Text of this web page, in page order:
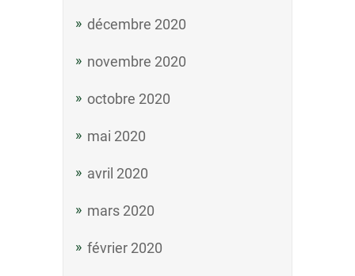
décembre 2020
novembre 2020
octobre 2020
mai 2020
avril 2020
mars 2020
février 2020